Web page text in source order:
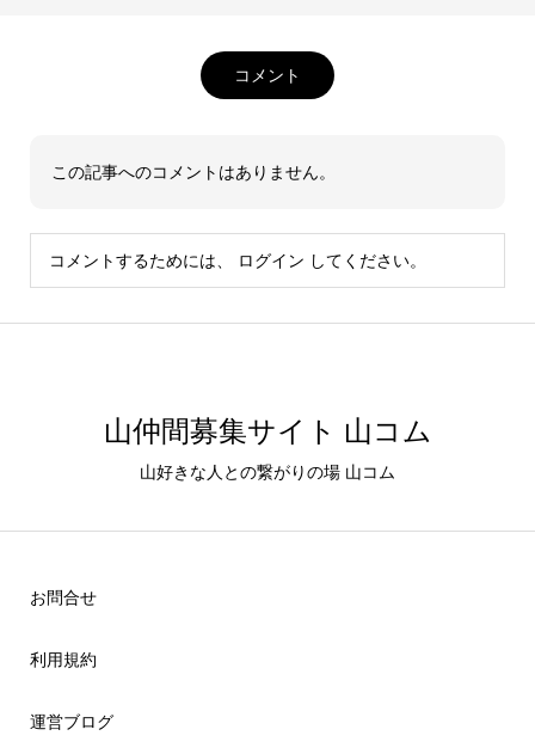
コメント
この記事へのコメントはありません。
コメントするためには、 ログイン してください。
山仲間募集サイト 山コム
山好きな人との繋がりの場 山コム
お問合せ
利用規約
運営ブログ